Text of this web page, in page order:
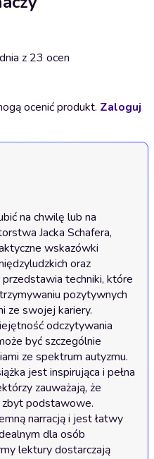
z 23 ocen
ocenić produkt. Zaloguj
na chwilę lub na
Jacka Schafera,
wskazówki
oraz
techniki, które
pozytywnych
ze swojej kariery.
odczytywania
być szczególnie
ze spektrum autyzmu.
jest inspirująca i pełna
zauważają, że
podstawowe.
narracją i jest łatwy
dla osób
lektury dostarczają